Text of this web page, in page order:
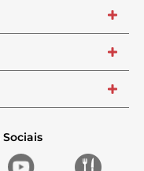
+
+
+
Sociais